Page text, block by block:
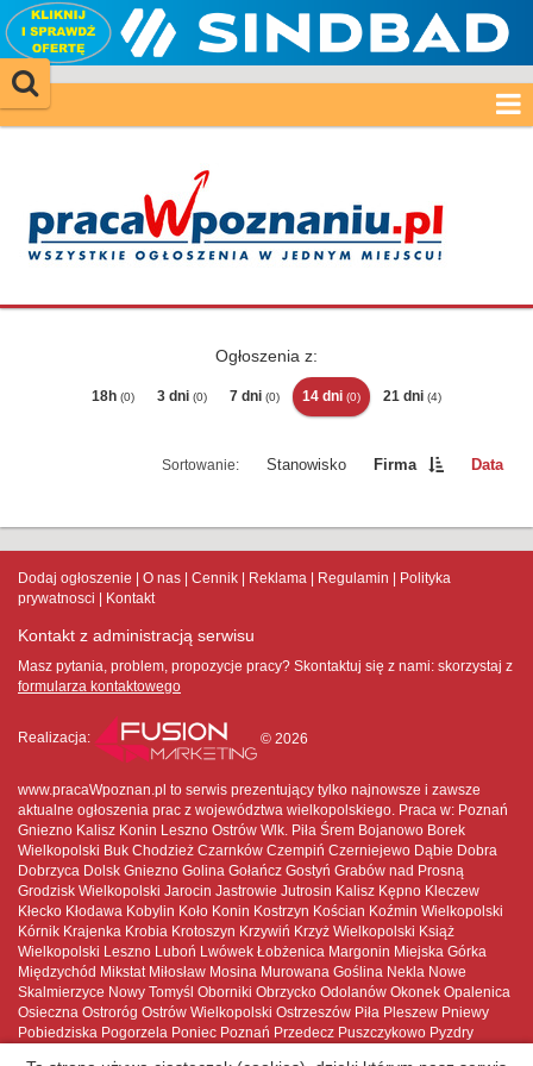
Ogłoszenia z:
18h (0) 3 dni (0) 7 dni (0) 14 dni (0) 21 dni (4)
Stanowisko Firma Data
Dodaj ogłoszenie O nas Cennik Reklama Regulamin
Polityka
prywatnosci
Kontakt
Kontakt z administracją serwisu
Masz pytania, problem, propozycje pracy? Skontaktuj się z nami: skorzystaj z
formularza kontaktowego
Realizacja: © 2026
www.pracaWpoznan.pl to serwis prezentujący tylko najnowsze i zawsze
aktualne ogłoszenia prac z województwa wielkopolskiego. Praca w: Poznań
Gniezno Kalisz Konin Leszno Ostrów Wlk. Piła Śrem Bojanowo Borek
Wielkopolski Buk Chodzież Czarnków Czempiń Czerniejewo Dąbie Dobra
Dobrzyca Dolsk Gniezno Golina Gołańcz Gostyń Grabów nad Prosną
Grodzisk Wielkopolski Jarocin Jastrowie Jutrosin Kalisz Kępno Kleczew
Kłecko Kłodawa Kobylin Koło Konin Kostrzyn Kościan Koźmin Wielkopolski
Kórnik Krajenka Krobia Krotoszyn Krzywiń Krzyż Wielkopolski Książ
Wielkopolski Leszno Luboń Lwówek Łobżenica Margonin Miejska Górka
Międzychód Mikstat Miłosław Mosina Murowana Goślina Nekla Nowe
Skalmierzyce Nowy Tomyśl Oborniki Obrzycko Odolanów Okonek Opalenica
Osieczna Ostroróg Ostrów Wielkopolski Ostrzeszów Piła Pleszew Pniewy
Pobiedziska Pogorzela Poniec Poznań Przedecz Puszczykowo Pyzdry